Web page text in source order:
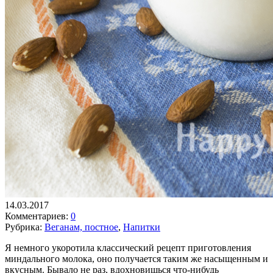
14.03.2017
Комментариев: 0
Рубрика: Веганам, постное, Напитки
Я немного укоротила классический рецепт приготовления
миндального молока, оно получается таким же насыщенным и
вкусным. Бывало не раз, вдохновишься что-нибудь